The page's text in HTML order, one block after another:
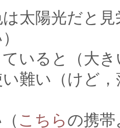
太陽光だと
いると（大
難い（けど
こちら の携